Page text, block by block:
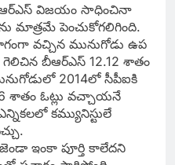
విజయం సాధించినా
మాత్రమే పెంచుకోగలిగింది.
వచ్చిన మునుగోడు ఉప
బీఆర్‌ఎస్‌ 12.12 శాతం
2014లో సీపీఐకి
శాతం ఓట్లు వచ్చాయనే
కమ్యునిస్టులే
ఇంకా పూర్తి కాలేదని